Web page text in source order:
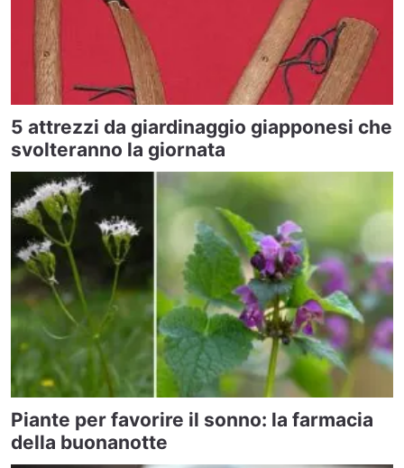
5 attrezzi da giardinaggio giapponesi che
svolteranno la giornata
Piante per favorire il sonno: la farmacia
della buonanotte